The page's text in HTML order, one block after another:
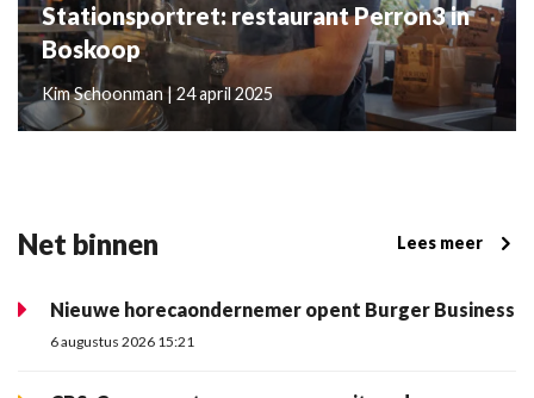
Stationsportret: restaurant Perron3 in
Boskoop
Kim Schoonman | 24 april 2025
Net binnen Lees meer
Nieuwe horecaondernemer opent Burger Business
6 augustus 2026 15:21